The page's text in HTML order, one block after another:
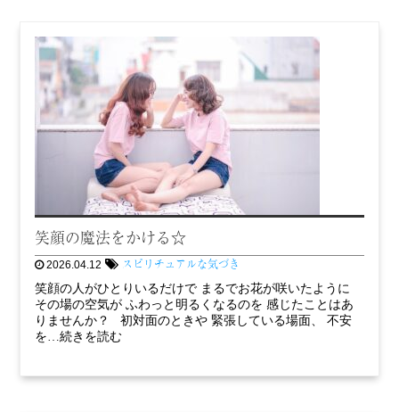
笑顔の魔法をかける☆
2026.04.12 スピリチュアルな気づき
笑顔の人がひとりいるだけで まるでお花が咲いたように
その場の空気が ふわっと明るくなるのを 感じたことはあ
りませんか？ 初対面のときや 緊張している場面、 不安
を…続きを読む